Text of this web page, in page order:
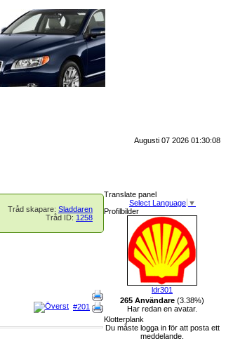
Augusti 07 2026 01:30:08
Tråd skapare: Sladdaren
Tråd ID: 1258
#201
Translate panel
Select Language ▼
Profilbilder
ldr301
265 Användare (3.38%)
Har redan en avatar.
Klotterplank
Du måste logga in för att posta ett
meddelande.